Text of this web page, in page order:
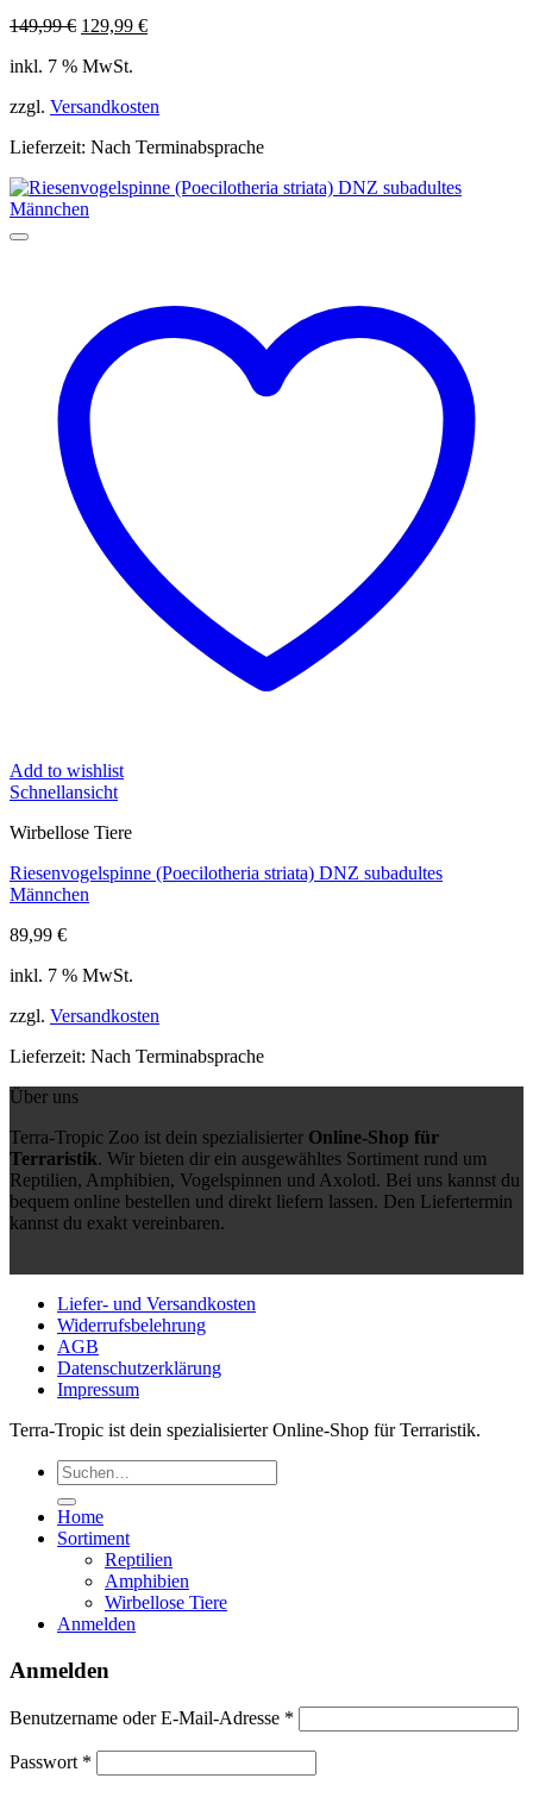
149,99€ Ursprünglicher
war:
129,99 €Aktueller
inkl. 7 % MwSt.
zzgl. Versandkosten
Lieferzeit: Nach Terminabsprache
Add to wishlist
Schnellansicht
Wirbellose Tiere
Riesenvogelspinne (Poecilotheria striata) DNZ subadultes
Männchen
89,99 €
inkl. 7 % MwSt.
zzgl. Versandkosten
Lieferzeit: Nach Terminabsprache
Über uns
Terra-Tropic Zoo ist dein spezialisierter Online-Shop für
Terraristik. Wir bieten dir ein ausgewähltes Sortiment rund um
Reptilien, Amphibien, Vogelspinnen und Axolotl. Bei uns kannst du
bequem online bestellen und direkt liefern lassen. Den Liefertermin
kannst du exakt vereinbaren.
Liefer- und Versandkosten
Widerrufsbelehrung
AGB
Datenschutzerklärung
Impressum
Terra-Tropic ist dein spezialisierter Online-Shop für Terraristik.
Suchen
nach:
Home
Sortiment
Reptilien
Amphibien
Wirbellose Tiere
Anmelden
Anmelden
Benutzername oder E-Mail-Adresse *
Passwort *